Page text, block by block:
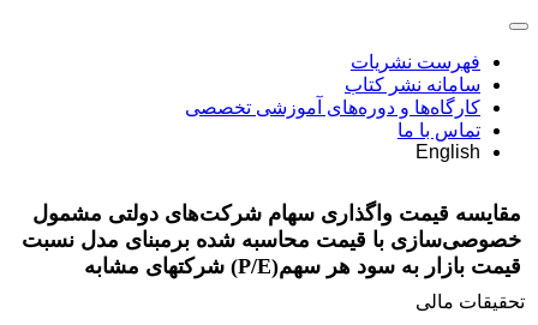
فهرست نشریات
سامانه نشر کتاب
کارگاه‌ها و دوره‌های آموزشی تخصصی
تماس با ما
English
مقایسه قیمت واگذاری سهام شرکت‌های دولتی مشمول
خصوصی‌سازی با قیمت محاسبه شده برمبنای مدل نسبت
قیمت بازار به سود هر سهم(P/E) شرکت‎های مشابه
تحقیقات مالی